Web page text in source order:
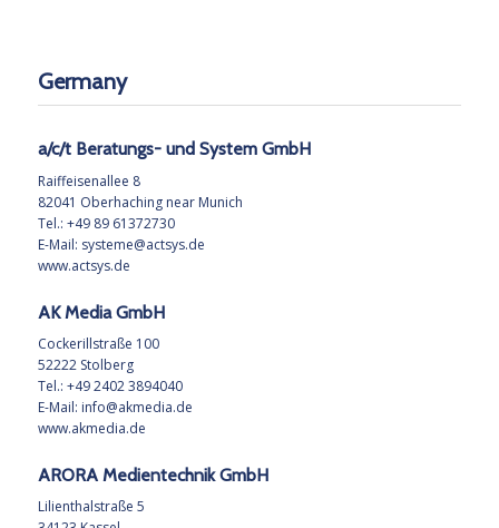
Germany
a/c/t Beratungs- und System GmbH
Raiffeisenallee 8
82041 Oberhaching near Munich
Tel.: +49 89 61372730
E-Mail: systeme@actsys.de
www.actsys.de
AK Media GmbH
Cockerillstraße 100
52222 Stolberg
Tel.: +49 2402 3894040
E-Mail: info@akmedia.de
www.akmedia.de
ARORA Medientechnik GmbH
Lilienthalstraße 5